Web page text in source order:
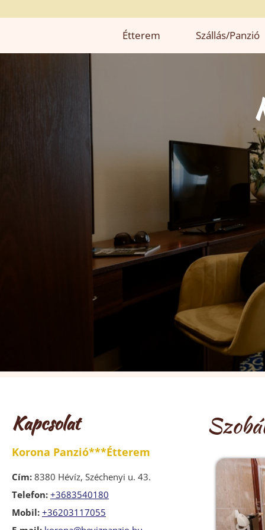
Étterem Szállás/panzió
Kapcsolat
Korona Panzió***Étterem
Cím: 8380 Hévíz, Széchenyi u. 43.
Telefon: +3683540180
Mobil: +36203117055